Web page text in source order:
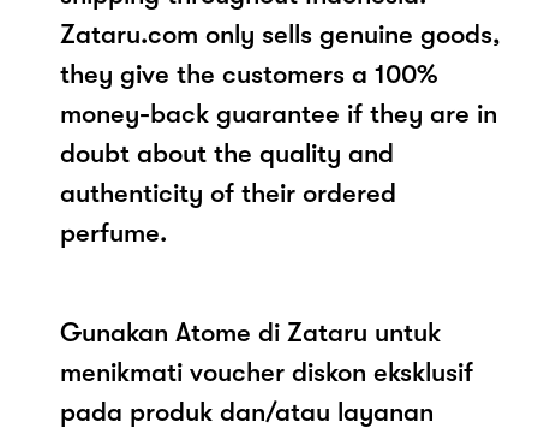
Zataru.com only sells genuine goods,
they give the customers a 100%
money-back guarantee if they are in
doubt about the quality and
authenticity of their ordered
perfume.
Gunakan Atome di Zataru untuk
menikmati voucher diskon eksklusif
pada produk dan/atau layanan